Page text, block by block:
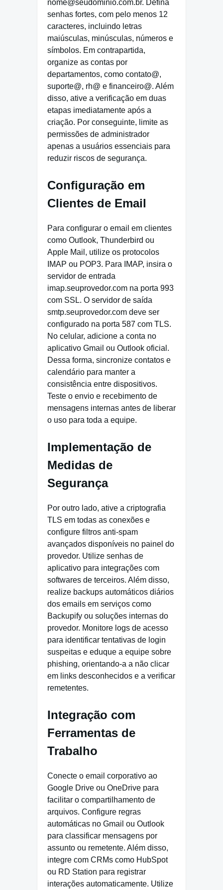
nome@seudominio.com.br. Defina
senhas fortes, com pelo menos 12
caracteres, incluindo letras
maiúsculas, minúsculas, números e
símbolos. Em contrapartida,
organize as contas por
departamentos, como contato@,
suporte@, rh@ e financeiro@. Além
disso, ative a verificação em duas
etapas imediatamente após a
criação. Por conseguinte, limite as
permissões de administrador
apenas a usuários essenciais para
reduzir riscos de segurança.
Configuração em
Clientes de Email
Para configurar o email em clientes
como Outlook, Thunderbird ou
Apple Mail, utilize os protocolos
IMAP ou POP3. Para IMAP, insira o
servidor de entrada
imap.seuprovedor.com na porta 993
com SSL. O servidor de saída
smtp.seuprovedor.com deve ser
configurado na porta 587 com TLS.
No celular, adicione a conta no
aplicativo Gmail ou Outlook oficial.
Dessa forma, sincronize contatos e
calendário para manter a
consistência entre dispositivos.
Teste o envio e recebimento de
mensagens internas antes de liberar
o uso para toda a equipe.
Implementação de
Medidas de
Segurança
Por outro lado, ative a criptografia
TLS em todas as conexões e
configure filtros anti-spam
avançados disponíveis no painel do
provedor. Utilize senhas de
aplicativo para integrações com
softwares de terceiros. Além disso,
realize backups automáticos diários
dos emails em serviços como
Backupify ou soluções internas do
provedor. Monitore logs de acesso
para identificar tentativas de login
suspeitas e eduque a equipe sobre
phishing, orientando-a a não clicar
em links desconhecidos e a verificar
remetentes.
Integração com
Ferramentas de
Trabalho
Conecte o email corporativo ao
Google Drive ou OneDrive para
facilitar o compartilhamento de
arquivos. Configure regras
automáticas no Gmail ou Outlook
para classificar mensagens por
assunto ou remetente. Além disso,
integre com CRMs como HubSpot
ou RD Station para registrar
interações automaticamente. Utilize